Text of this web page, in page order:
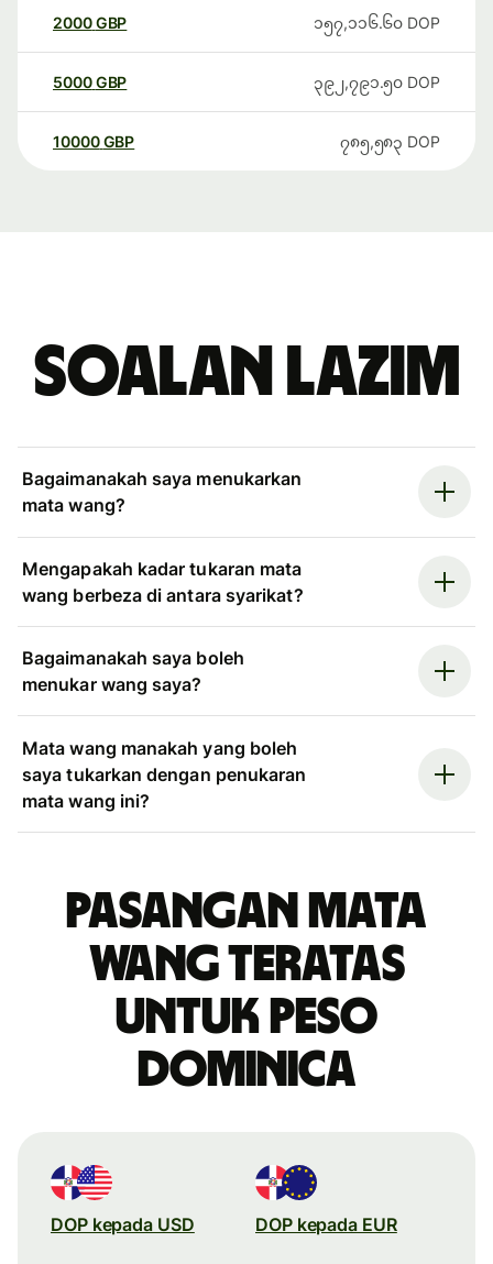
2000GBP ၁၅၇,၁၁၆.၆၀ DOP
5000GBP ၃၉၂,၇၉၁.၅၀ DOP
10000 GBP ၇၈၅,၅၈၃ DOP
Soalan Lazim
Bagaimanakah saya menukarkan
mata wang?
Mengapakah kadar tukaran mata
wang berbeza di antara syarikat?
Bagaimanakah saya boleh
menukar wang saya?
Mata wang manakah yang boleh
saya tukarkan dengan penukaran
mata wang ini?
Pasangan mata
wang teratas
untuk peso
Dominica
DOP kepada USD DOP kepada EUR